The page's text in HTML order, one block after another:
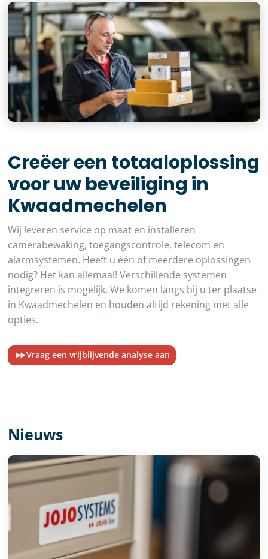
Creëer een totaaloplossing
voor uw beveiliging in
Kwaadmechelen
Wij leveren service op maat en installeren
camerabewaking, toegangscontrole, telecom en
alarmsystemen. Heeft u één of meerdere oplossingen
nodig? Het kan allemaal! Verschillende systemen
integreren is mogelijk. We komen langs bij u ter plaatse
in Kwaadmechelen en houden altijd rekening met alle
opties.
Vraag een vrijblijvende analyse aan
Nieuws